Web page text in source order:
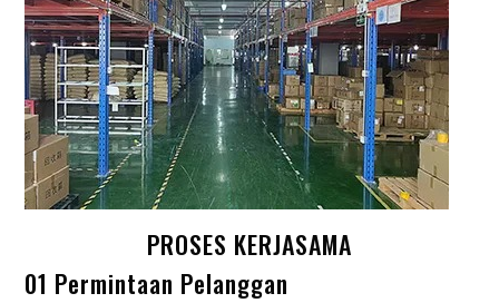
PROSES KERJASAMA
01 Permintaan Pelanggan